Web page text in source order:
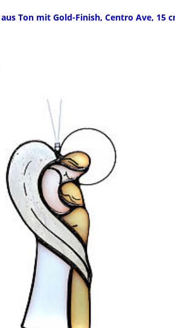
Ton mit Gold-Finish, Centro Ave, 15